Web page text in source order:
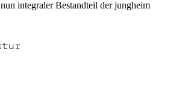
integraler Bestandteil der jungheim